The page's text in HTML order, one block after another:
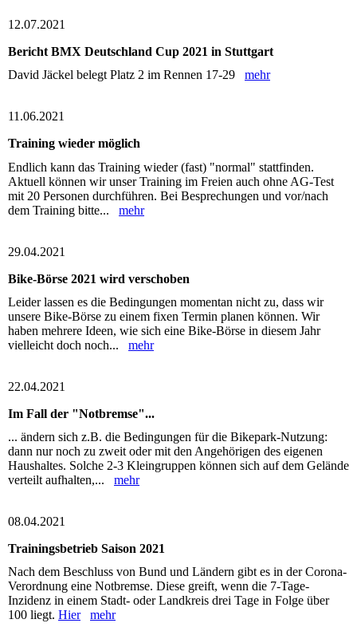
12.07.2021
Bericht BMX Deutschland Cup 2021 in Stuttgart
David Jäckel belegt Platz 2 im Rennen 17-29 mehr
11.06.2021
Training wieder möglich
Endlich kann das Training wieder (fast) "normal" stattfinden.
Aktuell können wir unser Training im Freien auch ohne AG-Test
mit 20 Personen durchführen. Bei Besprechungen und vor/nach
dem Training bitte... mehr
29.04.2021
Bike-Börse 2021 wird verschoben
Leider lassen es die Bedingungen momentan nicht zu, dass wir
unsere Bike-Börse zu einem fixen Termin planen können. Wir
haben mehrere Ideen, wie sich eine Bike-Börse in diesem Jahr
vielleicht doch noch... mehr
22.04.2021
Im Fall der "Notbremse"...
... ändern sich z.B. die Bedingungen für die Bikepark-Nutzung:
dann nur noch zu zweit oder mit den Angehörigen des eigenen
Haushaltes. Solche 2-3 Kleingruppen können sich auf dem Gelände
verteilt aufhalten,... mehr
08.04.2021
Trainingsbetrieb Saison 2021
Nach dem Beschluss von Bund und Ländern gibt es in der Corona-
Verordnung eine Notbremse. Diese greift, wenn die 7-Tage-
Inzidenz in einem Stadt- oder Landkreis drei Tage in Folge über
100 liegt. Hier mehr